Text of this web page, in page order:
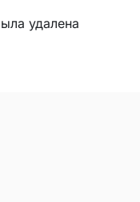
удалена